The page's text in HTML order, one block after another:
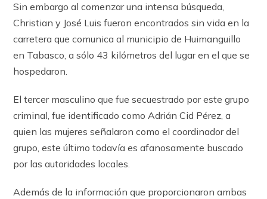
Sin embargo al comenzar una intensa búsqueda,
Christian y José Luis fueron encontrados sin vida en la
carretera que comunica al municipio de Huimanguillo
en Tabasco, a sólo 43 kilómetros del lugar en el que se
hospedaron.
El tercer masculino que fue secuestrado por este grupo
criminal, fue identificado como Adrián Cid Pérez, a
quien las mujeres señalaron como el coordinador del
grupo, este último todavía es afanosamente buscado
por las autoridades locales.
Además de la información que proporcionaron ambas